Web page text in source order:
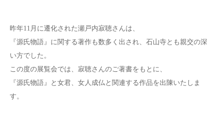
昨年11月に遷化された瀬戸内寂聴さんは、
『源氏物語』に関する著作も数多く出され、石山寺とも親交の深
い方でした。
この度の展覧会では、寂聴さんのご著書をもとに、
『源氏物語』と女君、女人成仏と関連する作品を出陳いたしま
す。